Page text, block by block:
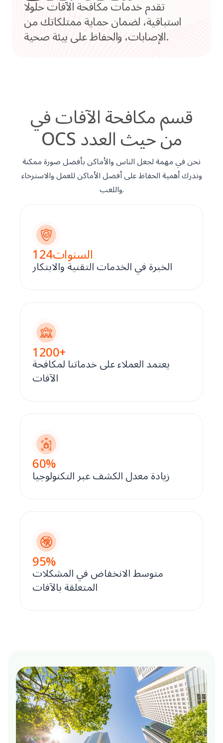
تقدم خدمات مكافحة الآفات حلولا
استباقية، لضمان حماية ممتلكاتك من
الإصابات، والحفاظ على بيئة صحية.
قسم مكافحة الآفات في
OCS من حيث العدد
نحن في مهمة لجعل الناس والأماكن بأفضل صورة ممكنة
وندرك أهمية الحفاظ على أفضل الأماكن للعمل والاسترخاء
واللعب.
124السنوات
الخبرة في الخدمات التقنية والابتكار
1200+
يعتمد العملاء على خدماتنا لمكافحة
الآفات
60%
زيادة معدل الكشف عبر التكنولوجيا
95%
متوسط الانخفاض في المشكلات
المتعلقة بالآفات